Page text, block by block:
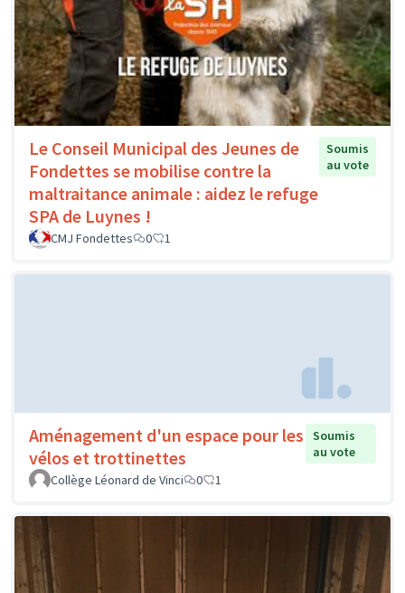
Le Conseil Municipal des Jeunes de
Fondettes se mobilise contre la
maltraitance animale : aidez le refuge
SPA de Luynes !
Soumis
au vote
CMJ Fondettes 0 1
Aménagement d'un espace pour les
vélos et trottinettes
Soumis
au vote
Collège Léonard de Vinci
0 1